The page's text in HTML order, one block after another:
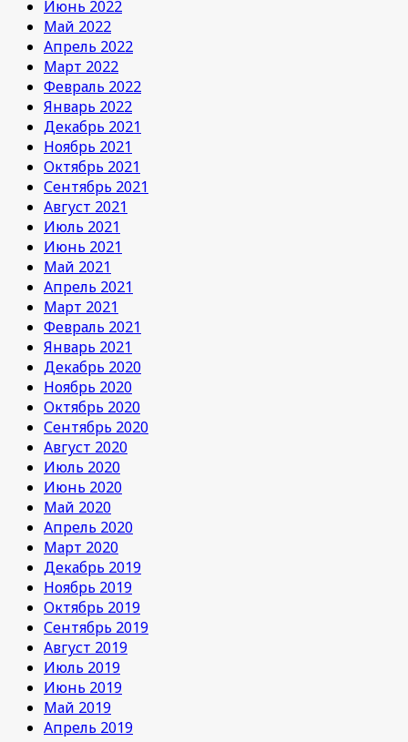
Июнь 2022
Май 2022
Апрель 2022
Март 2022
Февраль 2022
Январь 2022
Декабрь 2021
Ноябрь 2021
Октябрь 2021
Сентябрь 2021
Август 2021
Июль 2021
Июнь 2021
Май 2021
Апрель 2021
Март 2021
Февраль 2021
Январь 2021
Декабрь 2020
Ноябрь 2020
Октябрь 2020
Сентябрь 2020
Август 2020
Июль 2020
Июнь 2020
Май 2020
Апрель 2020
Март 2020
Декабрь 2019
Ноябрь 2019
Октябрь 2019
Сентябрь 2019
Август 2019
Июль 2019
Июнь 2019
Май 2019
Апрель 2019